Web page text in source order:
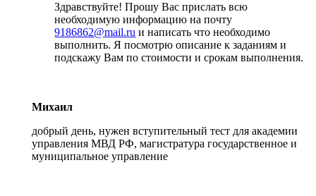
Здравствуйте! Прошу Вас прислать всю
необходимую информацию на почту
9186862@mail.ru и написать что необходимо
выполнить. Я посмотрю описание к заданиям и
подскажу Вам по стоимости и срокам выполнения.
Михаил
добрый день, нужен вступительный тест для академии
управления МВД РФ, магистратура государственное и
муниципальное управление